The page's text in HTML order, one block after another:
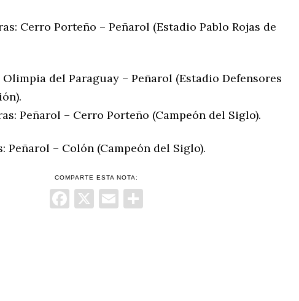
Cerro Porteño – Peñarol (Estadio Pablo Rojas de
Olimpia del Paraguay – Peñarol (Estadio Defensores
Peñarol – Cerro Porteño (Campeón del Siglo).
Peñarol – Colón (Campeón del Siglo).
COMPARTE ESTA NOTA:
Facebook
X Email